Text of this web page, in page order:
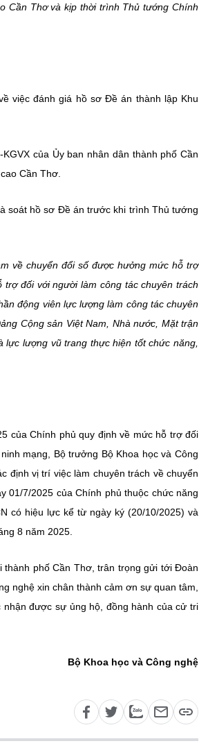
Cần Thơ và kịp thời trình Thủ tướng Chính
việc đánh giá hồ sơ Đề án thành lập Khu
của Ủy ban nhân dân thành phố Cần
Cần Thơ.
soát hồ sơ Đề án trước khi trình Thủ tướng
về chuyển đổi số được hưởng mức hỗ trợ
đối với người làm công tác chuyên trách
động viên lực lượng làm công tác chuyên
Cộng sản Việt Nam, Nhà nước, Mặt trận
lượng vũ trang thực hiện tốt chức năng,
của Chính phủ quy định về mức hỗ trợ đối
mạng, Bộ trưởng Bộ Khoa học và Công
định vị trí việc làm chuyên trách về chuyển
01/7/2025 của Chính phủ thuộc chức năng
có hiệu lực kể từ ngày ký (20/10/2025) và
8 năm 2025.
thành phố Cần Thơ, trân trọng gửi tới Đoàn
nghệ xin chân thành cảm ơn sự quan tâm,
được sự ủng hộ, đồng hành của cử tri
Bộ Khoa học và Công nghệ